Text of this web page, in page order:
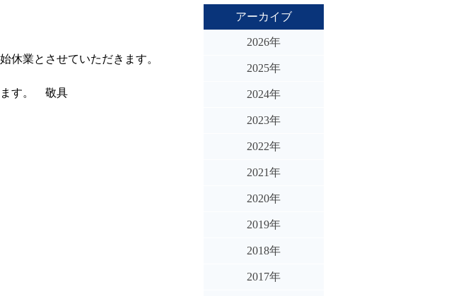
休業とさせていただきます。
ます。 敬具
アーカイブ
2026年
2025年
2024年
2023年
2022年
2021年
2020年
2019年
2018年
2017年